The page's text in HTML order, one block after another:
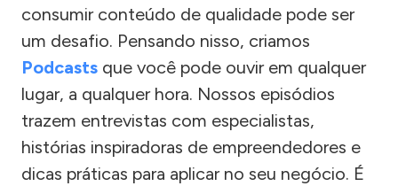
consumir conteúdo de qualidade pode ser
um desafio. Pensando nisso, criamos
Podcasts que você pode ouvir em qualquer
lugar, a qualquer hora. Nossos episódios
trazem entrevistas com especialistas,
histórias inspiradoras de empreendedores e
dicas práticas para aplicar no seu negócio. É